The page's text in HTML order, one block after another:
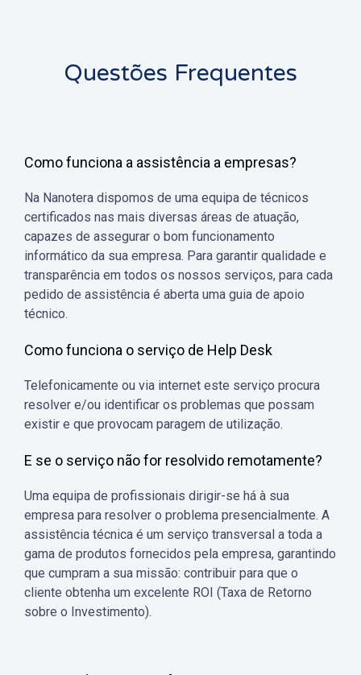
Questões Frequentes
Como funciona a assistência a empresas?
Na Nanotera dispomos de uma equipa de técnicos
certificados nas mais diversas áreas de atuação,
capazes de assegurar o bom funcionamento
informático da sua empresa. Para garantir qualidade e
transparência em todos os nossos serviços, para cada
pedido de assistência é aberta uma guia de apoio
técnico.
Como funciona o serviço de Help Desk
Telefonicamente ou via internet este serviço procura
resolver e/ou identificar os problemas que possam
existir e que provocam paragem de utilização.
E se o serviço não for resolvido remotamente?
Uma equipa de profissionais dirigir-se há à sua
empresa para resolver o problema presencialmente. A
assistência técnica é um serviço transversal a toda a
gama de produtos fornecidos pela empresa, garantindo
que cumpram a sua missão: contribuir para que o
cliente obtenha um excelente ROI (Taxa de Retorno
sobre o Investimento).